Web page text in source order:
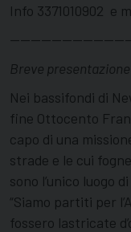
Info 3371010902 e
Breve presentazione
Nei bassifondi di
fine Ottocento
capo di una
strade e le cui
sono l’unico luogo
“Siamo partiti per
fossero lastricate